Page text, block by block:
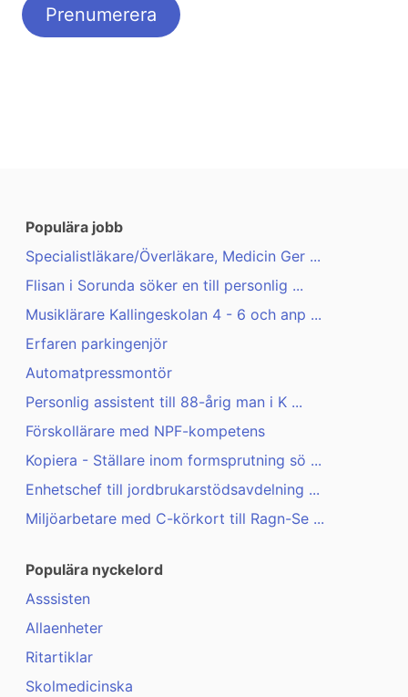
Populära jobb
Specialistläkare/Överläkare, Medicin Ger ...
Flisan i Sorunda söker en till personlig ...
Musiklärare Kallingeskolan 4 - 6 och anp ...
Erfaren parkingenjör
Automatpressmontör
Personlig assistent till 88-årig man i K ...
Förskollärare med NPF-kompetens
Kopiera - Ställare inom formsprutning sö ...
Enhetschef till jordbrukarstödsavdelning ...
Miljöarbetare med C-körkort till Ragn-Se ...
Populära nyckelord
Asssisten
Allaenheter
Ritartiklar
Skolmedicinska